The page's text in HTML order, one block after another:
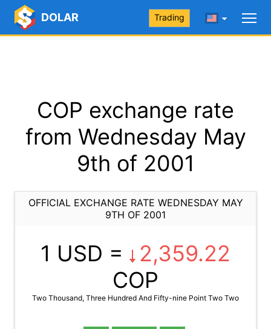
DOLAR Trading
COP exchange rate
from Wednesday May
9th of 2001
OFFICIAL EXCHANGE RATE WEDNESDAY MAY
9TH OF 2001
1 USD =
2,359.22
COP
Two Thousand, Three Hundred And Fifty-nine Point Two Two